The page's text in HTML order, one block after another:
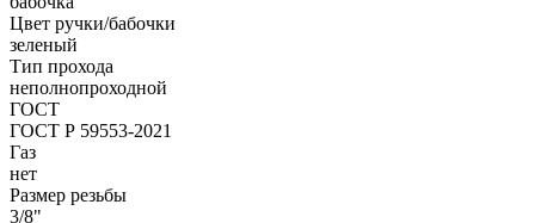
Цвет ручки/бабочки
зеленый
Тип прохода
неполнопроходной
ГОСТ
ГОСТ Р 59553-2021
Газ
нет
Размер резьбы
3/8"